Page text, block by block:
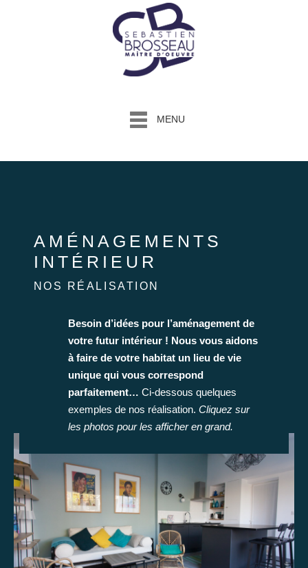
MENU
AMÉNAGEMENTS
INTÉRIEUR
NOS RÉALISATION
Besoin d’idées pour l’aménagement de
votre futur intérieur ! Nous vous aidons
à faire de votre habitat un lieu de vie
unique qui vous correspond
parfaitement… Ci-dessous quelques
exemples de nos réalisation. Cliquez sur
les photos pour les afficher en grand.